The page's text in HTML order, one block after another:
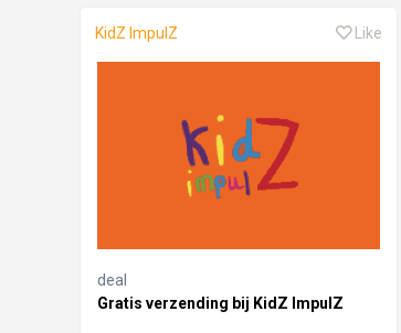
KidZ ImpulZ Like
deal
Gratis verzending bij KidZ ImpulZ